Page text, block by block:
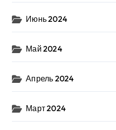
Июнь 2024
Май 2024
Апрель 2024
Март 2024